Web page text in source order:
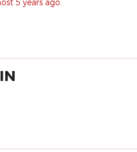
5 years ago.